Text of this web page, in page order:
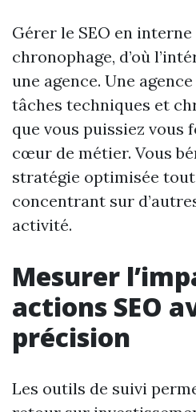
Gérer le SEO en
chronophage, d’où
une agence. Une agence
tâches techniques et
que vous puissiez vous
cœur de métier. Vous
stratégie optimisée tout
concentrant sur
activité.
Mesurer
actions SEO
précision
Les outils de suivi